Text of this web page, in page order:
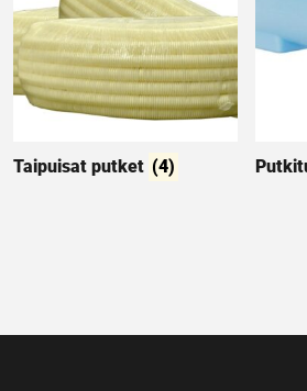
Taipuisat putket (4)